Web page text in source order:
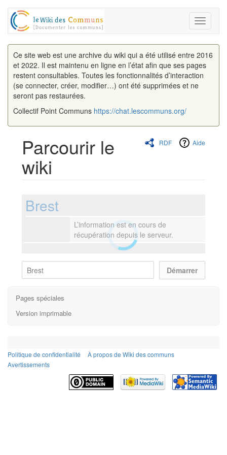
Toggle
Ce site web est une archive du wiki qui a été utilisé entre 2016
et 2022. Il est maintenu en ligne en l’état afin que ses pages
restent consultables. Toutes les fonctionnalités d’interaction
(se connecter, créer, modifier…) ont été supprimées et ne
seront pas restaurées.
Collectif Point Communs https://chat.lescommuns.org/
RDF Aide
Parcourir le
wiki
Brest
L’information est en cours de
récupération depuis le serveur.
Pages spéciales
Version imprimable
Politique de confidentialité
À propos de Wiki des communs
Avertissements